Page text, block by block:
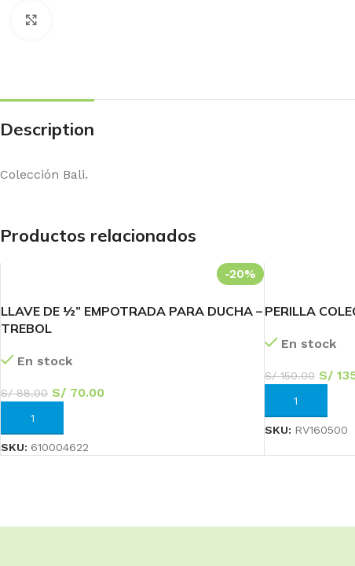
Llaves
Duchas
Monocomandos
Fluxómetros
Temporizados Mezcladoras
Description
Colección Bali.
Productos relacionados
-20%
LLAVE DE ½” EMPOTRADA PARA DUCHA –
TREBOL
En stock
S/88.00 S/ 70.00
AÑADIR AL CARRITO
SKU: 610004622
PERILLA
En stock
S/150.00 S/
AÑADIR AL
SKU: RV160500